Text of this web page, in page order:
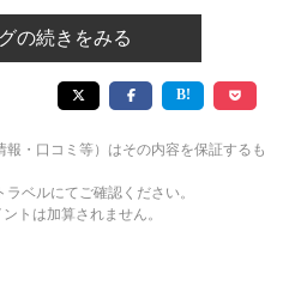
の続きをみる
・口コミ等）はその内容を保証するも
ベルにてご確認ください。
トは加算されません。